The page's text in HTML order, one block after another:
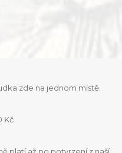
zde na jednom místě.
Kč
platí až po potvrzení z naší